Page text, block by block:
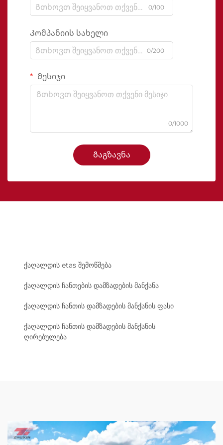
0/100
Კომპანიის სახელი
0/200
Მესიჯი
0/1000
Გაგზავნა
ქაღალდის etas შემოწმება
ქაღალდის ჩანთების დამზადების მანქანა
ქაღალდის ჩანთის დამზადების მანქანის ფასი
ქაღალდის ჩანთის დამზადების მანქანის
ღირებულება